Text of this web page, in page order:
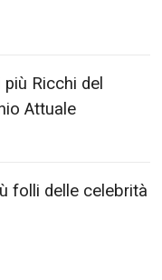
Ricchi del
Attuale
folli delle celebrità